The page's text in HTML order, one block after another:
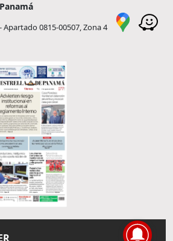
Apartado 0815-00507, Zona 4